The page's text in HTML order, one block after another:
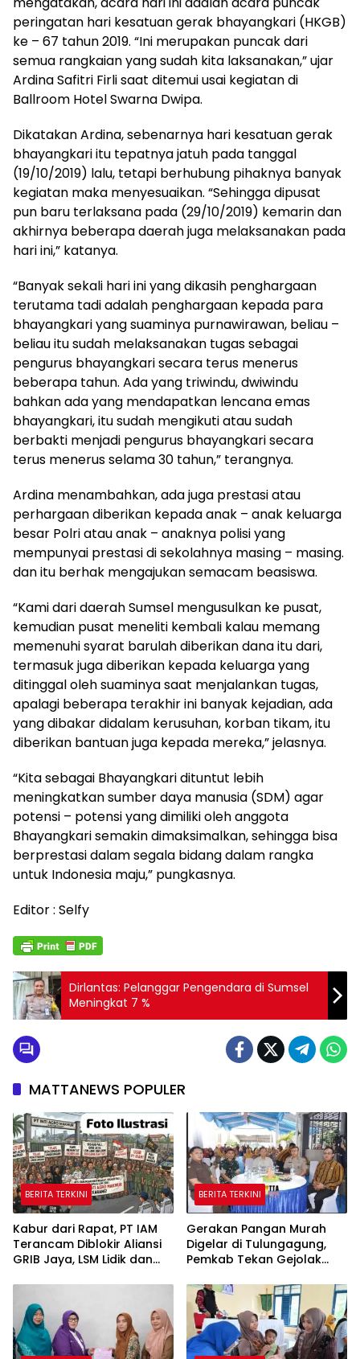
peringatan hari kesatuan gerak bhayangkari (HKGB)
ke – 67 tahun 2019. “Ini merupakan puncak dari
semua rangkaian yang sudah kita laksanakan,” ujar
Ardina Safitri Firli saat ditemui usai kegiatan di
Ballroom Hotel Swarna Dwipa.
Dikatakan Ardina, sebenarnya hari kesatuan gerak
bhayangkari itu tepatnya jatuh pada tanggal
(19/10/2019) lalu, tetapi berhubung pihaknya banyak
kegiatan maka menyesuaikan. “Sehingga dipusat
pun baru terlaksana pada (29/10/2019) kemarin dan
akhirnya beberapa daerah juga melaksanakan pada
hari ini,” katanya.
“Banyak sekali hari ini yang dikasih penghargaan
terutama tadi adalah penghargaan kepada para
bhayangkari yang suaminya purnawirawan, beliau –
beliau itu sudah melaksanakan tugas sebagai
pengurus bhayangkari secara terus menerus
beberapa tahun. Ada yang triwindu, dwiwindu
bahkan ada yang mendapatkan lencana emas
bhayangkari, itu sudah mengikuti atau sudah
berbakti menjadi pengurus bhayangkari secara
terus menerus selama 30 tahun,” terangnya.
Ardina menambahkan, ada juga prestasi atau
perhargaan diberikan kepada anak – anak keluarga
besar Polri atau anak – anaknya polisi yang
mempunyai prestasi di sekolahnya masing – masing.
dan itu berhak mengajukan semacam beasiswa.
“Kami dari daerah Sumsel mengusulkan ke pusat,
kemudian pusat meneliti kembali kalau memang
memenuhi syarat barulah diberikan dana itu dari,
termasuk juga diberikan kepada keluarga yang
ditinggal oleh suaminya saat menjalankan tugas,
apalagi beberapa terakhir ini banyak kejadian, ada
yang dibakar didalam kerusuhan, korban tikam, itu
diberikan bantuan juga kepada mereka,” jelasnya.
“Kita sebagai Bhayangkari dituntut lebih
meningkatkan sumber daya manusia (SDM) agar
potensi – potensi yang dimiliki oleh anggota
Bhayangkari semakin dimaksimalkan, sehingga bisa
berprestasi dalam segala bidang dalam rangka
untuk Indonesia maju,” pungkasnya.
Editor : Selfy
Dirlantas: Pelanggar Pengendara di Sumsel
Meningkat 7 %
MATTANEWS POPULER
BERITA TERKINI
Kabur dari Rapat, PT IAM
Terancam Diblokir Aliansi
GRIB Jaya, LSM Lidik dan
BERITA TERKINI
Gerakan Pangan Murah
Digelar di Tulungagung,
Pemkab Tekan Gejolak
Warga